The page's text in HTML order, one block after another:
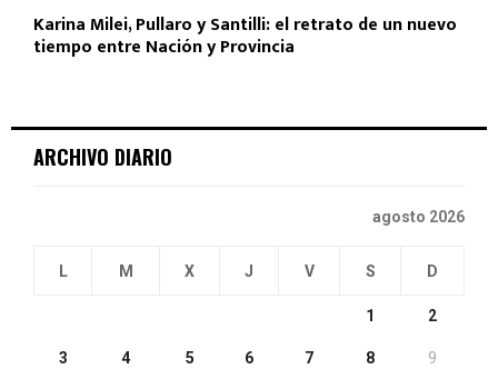
Karina Milei, Pullaro y Santilli: el retrato de un nuevo
tiempo entre Nación y Provincia
ARCHIVO DIARIO
agosto 2026
L M X J V S D
1 2
3 4 5 6 7 8 9